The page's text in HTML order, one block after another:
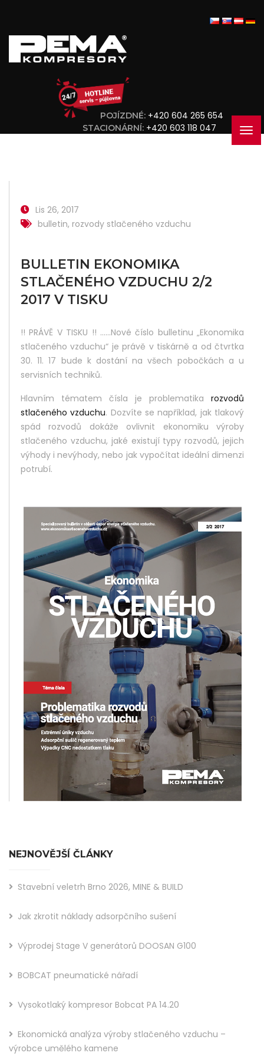
POJÍZDNÉ: +420 604 265 654
STACIONÁRNÍ: +420 603 118 047
Lis 26, 2017
bulletin, rozvody stlačeného vzduchu
BULLETIN EKONOMIKA
STLAČENÉHO VZDUCHU 2/2
2017 V TISKU
!! PRÁVĚ V TISKU !! ……Nové číslo bulletinu „Ekonomika
stlačeného vzduchu“ je právě v tiskárně a od čtvrtka
30. 11. 17 bude k dostání na všech pobočkách a u
servisních techniků.
Hlavním tématem čísla je problematika rozvodů
stlačeného vzduchu. Dozvíte se například, jak tlakový
spád rozvodů dokáže ovlivnit ekonomiku výroby
stlačeného vzduchu, jaké existují typy rozvodů, jejich
výhody i nevýhody, nebo jak vypočítat ideální dimenzi
potrubí.
NEJNOVĚJŠÍ ČLÁNKY
Stavební veletrh Brno 2026, MINE & BUILD
Jak zkrotit náklady adsorpčního sušení
Výprodej Stage V generátorů DOOSAN G100
BOBCAT pneumatické nářadí
Vysokotlaký kompresor Bobcat PA 14.20
Ekonomická analýza výroby stlačeného vzduchu –
výrobce umělého kamene